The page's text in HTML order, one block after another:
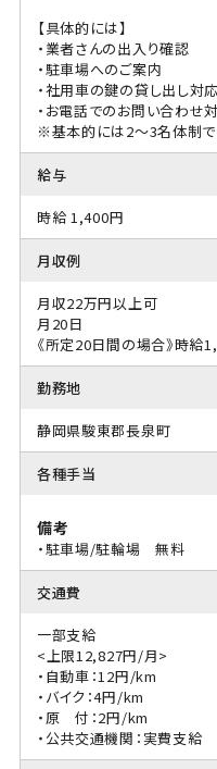
【具体的には】
・業者さんの出入り確認
・駐車場へのご案内
・社用車の鍵の貸し出し対応
・お電話でのお問い合わせ
※基本的には2〜3名体制で
給与
時給 1,400円
月収例
月収22万円以上可
月20日
《所定20日間の場合》時
勤務地
静岡県駿東郡長泉町
各種手当
備考
・駐車場/駐輪場 無料
交通費
一部支給
<上限12,827円/月>
・自動車：12円/km
・バイク：4円/km
・原 付：2円/km
・公共交通機関：実費支給